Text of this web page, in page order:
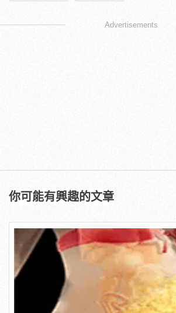
Advertisements
你可能有興趣的文章